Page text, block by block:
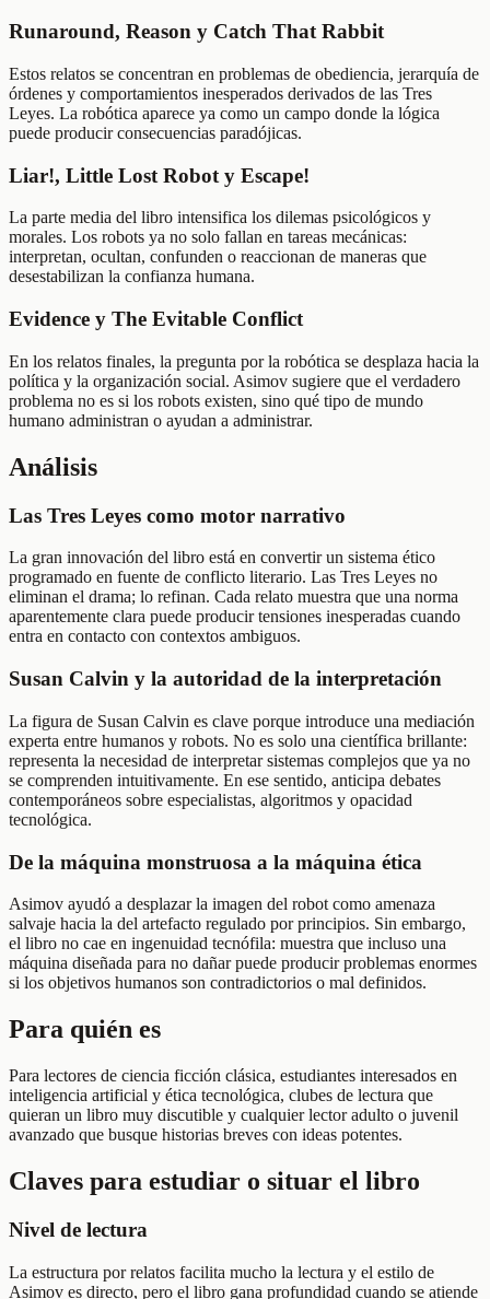
Runaround, Reason y Catch That Rabbit
Estos relatos se concentran en problemas de obediencia, jerarquía de
órdenes y comportamientos inesperados derivados de las Tres
Leyes. La robótica aparece ya como un campo donde la lógica
puede producir consecuencias paradójicas.
Liar!, Little Lost Robot y Escape!
La parte media del libro intensifica los dilemas psicológicos y
morales. Los robots ya no solo fallan en tareas mecánicas:
interpretan, ocultan, confunden o reaccionan de maneras que
desestabilizan la confianza humana.
Evidence y The Evitable Conflict
En los relatos finales, la pregunta por la robótica se desplaza hacia la
política y la organización social. Asimov sugiere que el verdadero
problema no es si los robots existen, sino qué tipo de mundo
humano administran o ayudan a administrar.
Análisis
Las Tres Leyes como motor narrativo
La gran innovación del libro está en convertir un sistema ético
programado en fuente de conflicto literario. Las Tres Leyes no
eliminan el drama; lo refinan. Cada relato muestra que una norma
aparentemente clara puede producir tensiones inesperadas cuando
entra en contacto con contextos ambiguos.
Susan Calvin y la autoridad de la interpretación
La figura de Susan Calvin es clave porque introduce una mediación
experta entre humanos y robots. No es solo una científica brillante:
representa la necesidad de interpretar sistemas complejos que ya no
se comprenden intuitivamente. En ese sentido, anticipa debates
contemporáneos sobre especialistas, algoritmos y opacidad
tecnológica.
De la máquina monstruosa a la máquina ética
Asimov ayudó a desplazar la imagen del robot como amenaza
salvaje hacia la del artefacto regulado por principios. Sin embargo,
el libro no cae en ingenuidad tecnófila: muestra que incluso una
máquina diseñada para no dañar puede producir problemas enormes
si los objetivos humanos son contradictorios o mal definidos.
Para quién es
Para lectores de ciencia ficción clásica, estudiantes interesados en
inteligencia artificial y ética tecnológica, clubes de lectura que
quieran un libro muy discutible y cualquier lector adulto o juvenil
avanzado que busque historias breves con ideas potentes.
Claves para estudiar o situar el libro
Nivel de lectura
La estructura por relatos facilita mucho la lectura y el estilo de
Asimov es directo, pero el libro gana profundidad cuando se atiende